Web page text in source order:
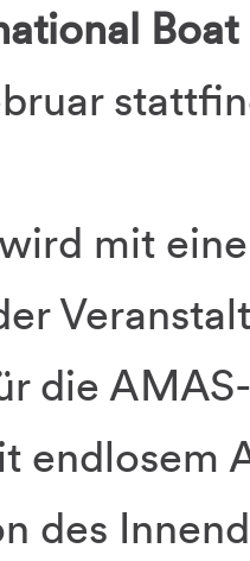
Boat
mit
die
endlosem
des